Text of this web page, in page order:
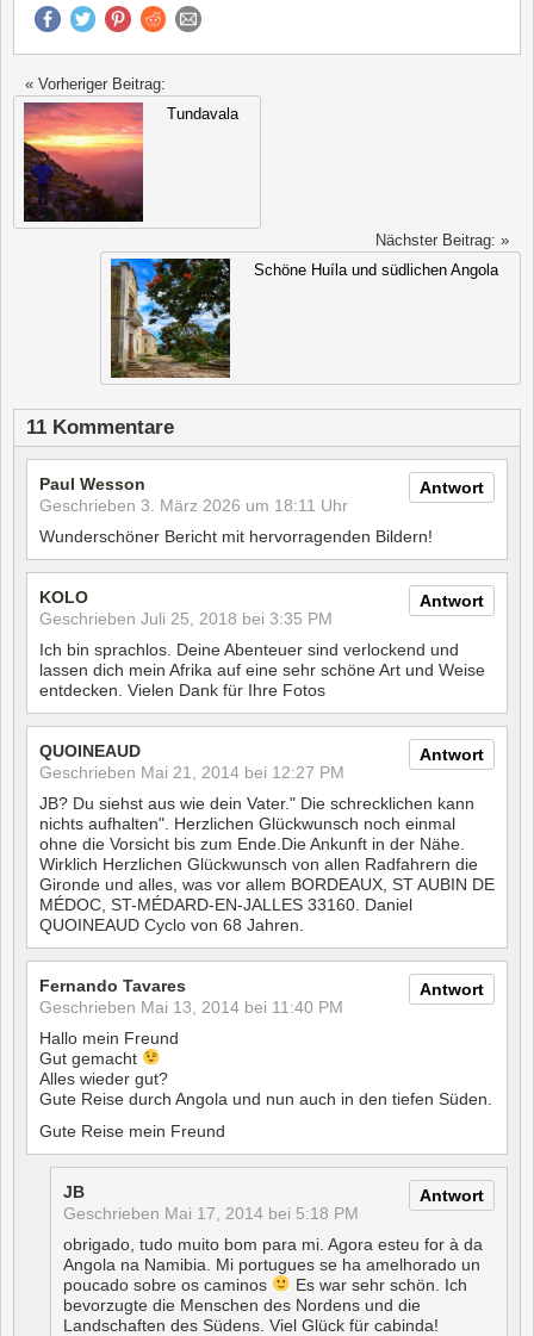
« Vorheriger Beitrag:
Tundavala
Nächster Beitrag: »
Schöne Huíla und südlichen Angola
11 Kommentare
Antwort
Paul Wesson
Geschrieben 3. März 2026 um 18:11 Uhr
Wunderschöner Bericht mit hervorragenden Bildern!
Antwort
KOLO
Geschrieben Juli 25, 2018 bei 3:35 PM
Ich bin sprachlos. Deine Abenteuer sind verlockend und
lassen dich mein Afrika auf eine sehr schöne Art und Weise
entdecken. Vielen Dank für Ihre Fotos
Antwort
QUOINEAUD
Geschrieben Mai 21, 2014 bei 12:27 PM
JB? Du siehst aus wie dein Vater." Die schrecklichen kann
nichts aufhalten". Herzlichen Glückwunsch noch einmal
ohne die Vorsicht bis zum Ende.Die Ankunft in der Nähe.
Wirklich Herzlichen Glückwunsch von allen Radfahrern die
Gironde und alles, was vor allem BORDEAUX, ST AUBIN DE
MÉDOC, ST-MÉDARD-EN-JALLES 33160. Daniel
QUOINEAUD Cyclo von 68 Jahren.
Antwort
Fernando Tavares
Geschrieben Mai 13, 2014 bei 11:40 PM
Hallo mein Freund
Gut gemacht
Alles wieder gut?
Gute Reise durch Angola und nun auch in den tiefen Süden.
Gute Reise mein Freund
Antwort
JB
Geschrieben Mai 17, 2014 bei 5:18 PM
obrigado, tudo muito bom para mi. Agora esteu for à da
Angola na Namibia. Mi portugues se ha amelhorado un
poucado sobre os caminos
Es war sehr schön. Ich
bevorzugte die Menschen des Nordens und die
Landschaften des Südens. Viel Glück für cabinda!